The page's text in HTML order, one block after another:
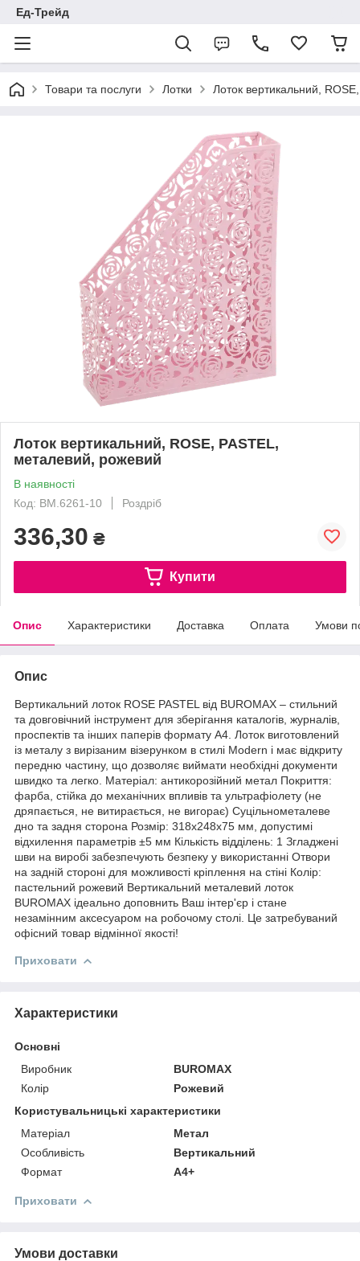
Ед-Трейд
Товари та послуги Лотки Лоток вертикальний,
Лоток вертикальний, ROSE, PASTEL,
металевий, рожевий
В наявності
Код: BM.6261-10
Роздріб
336,30 ₴
Купити
Опис Характеристики Доставка Оплата Умови
Опис
Вертикальний лоток ROSE PASTEL від BUROMAX – стильний
та довговічний інструмент для зберігання каталогів, журналів,
проспектів та інших паперів формату А4. Лоток виготовлений
із металу з вирізаним візерунком в стилі Modern і має відкриту
передню частину, що дозволяє виймати необхідні документи
швидко та легко. Матеріал: антикорозійний метал Покриття:
фарба, стійка до механічних впливів та ультрафіолету (не
дряпається, не витирається, не вигорає) Суцільнометалеве
дно та задня сторона Розмір: 318х248х75 мм, допустимі
відхилення параметрів ±5 мм Кількість відділень: 1 Згладжені
шви на виробі забезпечують безпеку у використанні Отвори
на задній стороні для можливості кріплення на стіні Колір:
пастельний рожевий Вертикальний металевий лоток
BUROMAX ідеально доповнить Ваш інтер'єр і стане
незамінним аксесуаром на робочому столі. Це затребуваний
офісний товар відмінної якості!
Приховати
Характеристики
Основні
Виробник
BUROMAX
Колір
Рожевий
Користувальницькі характеристики
Матеріал
Метал
Особливість
Вертикальний
Формат
А4+
Приховати
Умови доставки